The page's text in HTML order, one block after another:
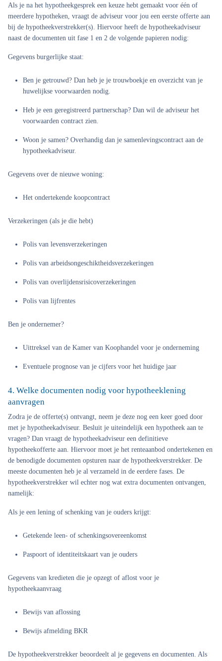
Als je na het hypotheekgesprek een keuze hebt gemaakt voor één of
meerdere hypotheken, vraagt de adviseur voor jou een eerste offerte aan
bij de hypotheekverstrekker(s). Hiervoor heeft de hypotheekadviseur
naast de documenten uit fase 1 en 2 de volgende papieren nodig:
Gegevens burgerlijke staat:
Ben je getrouwd? Dan heb je je trouwboekje en overzicht van je
huwelijkse voorwaarden nodig.
Heb je een geregistreerd partnerschap? Dan wil de adviseur het
voorwaarden contract zien.
Woon je samen? Overhandig dan je samenlevingscontract aan de
hypotheekadviseur.
Gegevens over de nieuwe woning:
Het ondertekende koopcontract
Verzekeringen (als je die hebt)
Polis van levensverzekeringen
Polis van arbeidsongeschiktheidsverzekeringen
Polis van overlijdensrisicoverzekeringen
Polis van lijfrentes
Ben je ondernemer?
Uittreksel van de Kamer van Koophandel voor je onderneming
Eventuele prognose van je cijfers voor het huidige jaar
4. Welke documenten nodig voor hypotheeklening
aanvragen
Zodra je de offerte(s) ontvangt, neem je deze nog een keer goed door
met je hypotheekadviseur. Besluit je uiteindelijk een hypotheek aan te
vragen? Dan vraagt de hypotheekadviseur een definitieve
hypotheekofferte aan. Hiervoor moet je het renteaanbod ondertekenen en
de benodigde documenten opsturen naar de hypotheekverstrekker. De
meeste documenten heb je al verzameld in de eerdere fases. De
hypotheekverstrekker wil echter nog wat extra documenten ontvangen,
namelijk:
Als je een lening of schenking van je ouders krijgt:
Getekende leen- of schenkingsovereenkomst
Paspoort of identiteitskaart van je ouders
Gegevens van kredieten die je opzegt of aflost voor je
hypotheekaanvraag
Bewijs van aflossing
Bewijs afmelding BKR
De hypotheekverstrekker beoordeelt al je gegevens en documenten. Als